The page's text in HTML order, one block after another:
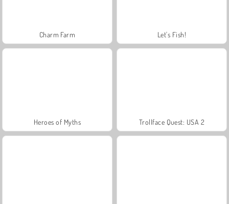
Charm Farm Let's Fish!
Heroes of Myths Trollface Quest: USA 2